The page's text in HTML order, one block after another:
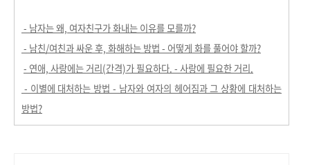
- 남자는 왜, 여자친구가 화내는 이유를 모를까?
- 남친/여친과 싸운 후, 화해하는 방법 - 어떻게 화를 풀어야 할까?
- 연애, 사랑에는 거리(간격)가 필요하다. - 사랑에 필요한 거리.
- 이별에 대처하는 방법 - 남자와 여자의 헤어짐과 그 상황에 대처하는
방법?